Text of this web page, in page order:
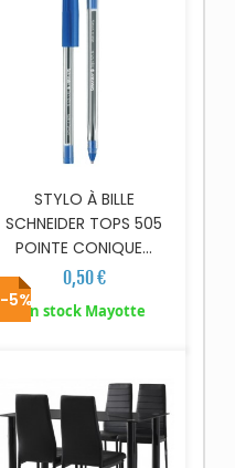
STYLO À BILLE
SCHNEIDER TOPS 505
POINTE CONIQUE...
0,50 €
En stock Mayotte
-5% AJOUTER AU PANIER